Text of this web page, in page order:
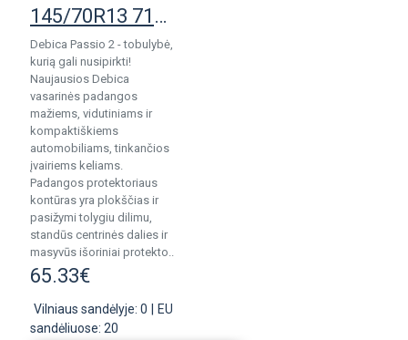
145/70R13 71T Debica Passio 2 padanga
Debica Passio 2 - tobulybė,
kurią gali nusipirkti!
Naujausios Debica
vasarinės padangos
mažiems, vidutiniams ir
kompaktiškiems
automobiliams, tinkančios
įvairiems keliams.
Padangos protektoriaus
kontūras yra plokščias ir
pasižymi tolygiu dilimu,
standūs centrinės dalies ir
masyvūs išoriniai protekto..
65.33€
Vilniaus sandėlyje: 0
EU
sandėliuose: 20